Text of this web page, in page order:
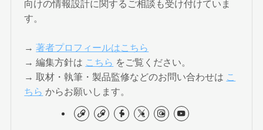
向けの情報設計に関するご相談も受け付けていま
す。
→著者プロフィールはこちら
→ 編集方針は こちら をご覧ください。
→ 取材・執筆・製品監修などのお問い合わせは こ
ちら からお願いします。